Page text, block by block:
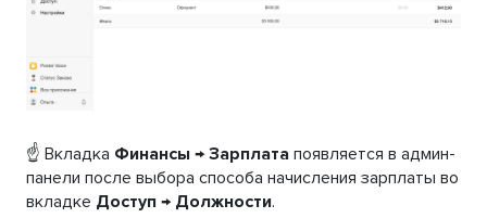
☝️ Вкладка Финансы → Зарплата появляется в админ-
панели после выбора способа начисления зарплаты во
вкладке Доступ → Должности.